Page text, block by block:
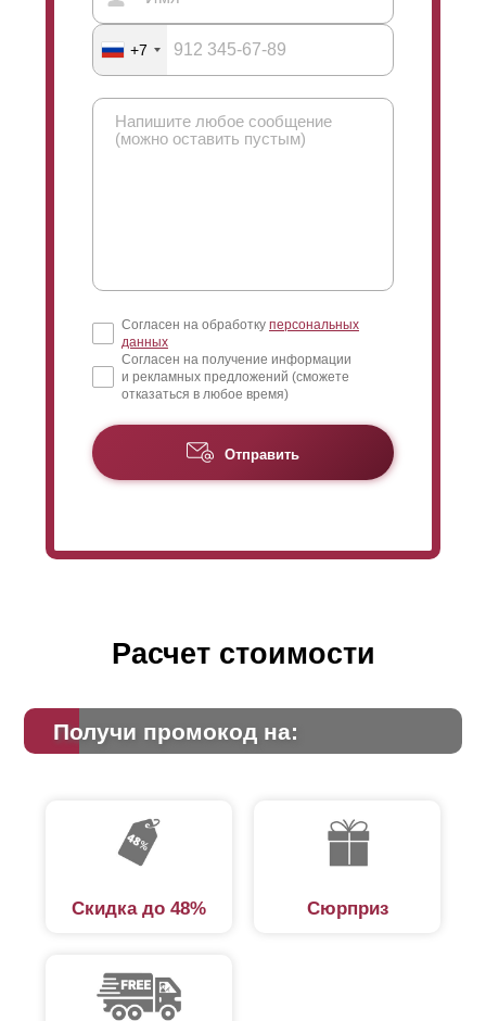
+7
Согласен на обработку персональных
данных
Согласен на получение информации
и рекламных предложений (сможете
отказаться в любое время)
Отправить
Расчет стоимости
Получи промокод на:
Скидка до 48% Сюрприз